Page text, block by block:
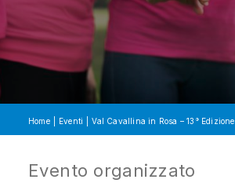
Home Eventi Val Cavallina in Rosa – 13° Edizione
Evento organizzato